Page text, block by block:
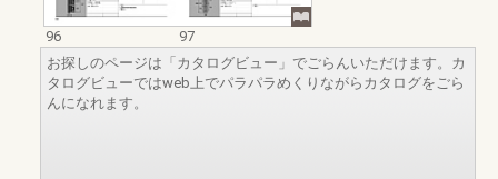
96
97
お探しのページは「カタログビュー」でごらんいただけます。カ
タログビューではweb上でパラパラめくりながらカタログをごら
んになれます。